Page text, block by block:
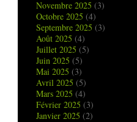
Novembre 2025 (3)
Octobre 2025 (4)
Septembre 2025 (3)
Août 2025 (4)
Juillet 2025 (5)
Juin 2025 (5)
Mai 2025 (3)
Avril 2025 (5)
Mars 2025 (4)
Février 2025 (3)
Janvier 2025 (2)